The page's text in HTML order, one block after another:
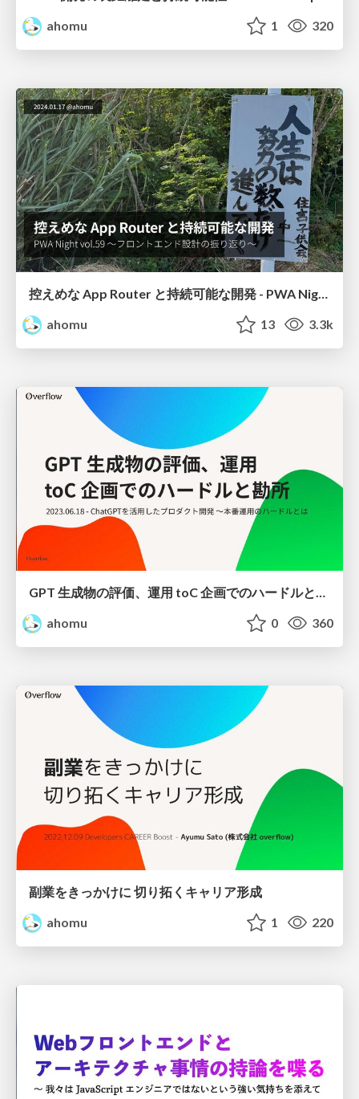
ahomu
1 320
控えめな App Router と持続可能な開発 - PWA Night vol.59
ahomu
13 3.3k
GPT 生成物の評価、運用 toC 企画でのハードルと勘所
ahomu
0 360
副業をきっかけに 切り拓くキャリア形成
ahomu
1 220